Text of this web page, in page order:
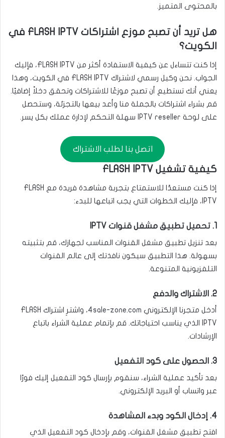
بالمحتوى المتميز.
هل تريد أن تصبح موزع اشتراكات FLASH IPTV في
الكويت؟
إذا كنت تتساءل عن كيفية الاستفادة أكثر من FLASH IPTV، فإليك
الجواب. نحن وكيل رسمي لاشتراك FLASH IPTV في الكويت، وهذا
يعني أنك تستطيع أن تصبح موزعًا للاشتراكات وتحقق دخلاً إضافيًا.
قم بشراء اشتراكات بالجملة منا وأعد بيعها بالتجزئة، وستحصل
على لوحة IPTV reseller سهلة التحكم لإدارة عملك بكل يسر.
اتصل بنا لطلب الاشتراك
كيفية تشغيل FLASH IPTV
إذا كنت مستعدًا للاستمتاع بتجربة مشاهدة فريدة مع FLASH
IPTV، فإليك الخطوات التي يجب اتباعها للبدء:
1. تحميل تطبيق مشغل قنوات IPTV
بعد تنزيل تطبيق مشغل القنوات المناسب لجهازك، قم بتثبيته
بسهولة. هذا التطبيق سيكون نافذتك إلى عالم القنوات
التلفزيونية المتنوعة.
2. الاشتراك والدفع
أدخل متجرنا الإلكتروني 4sale-zone.com
، واشترِ اشتراك FLASH
IPTV الذي يناسب احتياجاتك. قم بإتمام عملية الشراء باتباع
الإرشادات.
3. الحصول على كود التفعيل
بعد تأكيد عملية الشراء، سنقوم بإرسال كود التفعيل إليك فورًا
عبر واتساب أو البريد الإلكتروني.
4. إدخال الكود وبدء المشاهدة
افتح تطبيق مشغل القنوات، وقم بإدخال كود التفعيل الذي